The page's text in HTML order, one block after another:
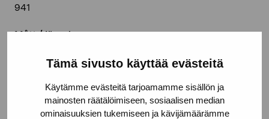
Tämä sivusto käyttää evästeitä
Käytämme evästeitä tarjoamamme sisällön ja
mainosten räätälöimiseen, sosiaalisen median
ominaisuuksien tukemiseen ja kävijämäärämme
941
Mått / längd